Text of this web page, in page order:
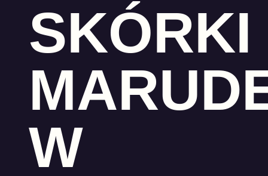
SKÓRKI
W